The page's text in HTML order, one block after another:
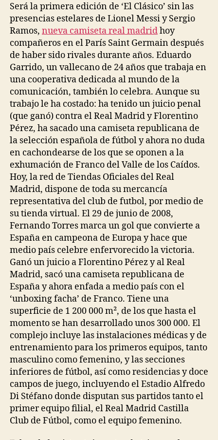
Será la primera edición de ‘El Clásico’ sin las
presencias estelares de Lionel Messi y Sergio
Ramos, nueva camiseta real madridhoy
compañeros en el París Saint Germain después
de haber sido rivales durante años. Eduardo
Garrido, un vallecano de 24 años que trabaja en
una cooperativa dedicada al mundo de la
comunicación, también lo celebra. Aunque su
trabajo le ha costado: ha tenido un juicio penal
(que ganó) contra el Real Madrid y Florentino
Pérez, ha sacado una camiseta republicana de
la selección española de fútbol y ahora no duda
en cachondearse de los que se oponen a la
exhumación de Franco del Valle de los Caídos.
Hoy, la red de Tiendas Oficiales del Real
Madrid, dispone de toda su mercancía
representativa del club de futbol, por medio de
su tienda virtual. El 29 de junio de 2008,
Fernando Torres marca un gol que convierte a
España en campeona de Europa y hace que
medio país celebre enfervorecido la victoria.
Ganó un juicio a Florentino Pérez y al Real
Madrid, sacó una camiseta republicana de
España y ahora enfada a medio país con el
‘unboxing facha’ de Franco. Tiene una
superficie de 1 200 000 m², de los que hasta el
momento se han desarrollado unos 300 000. El
complejo incluye las instalaciones médicas y de
entrenamiento para los primeros equipos, tanto
masculino como femenino, y las secciones
inferiores de fútbol, así como residencias y doce
campos de juego, incluyendo el Estadio Alfredo
Di Stéfano donde disputan sus partidos tanto el
primer equipo filial, el Real Madrid Castilla
Club de Fútbol, como el equipo femenino.